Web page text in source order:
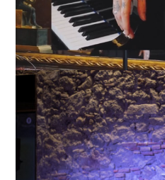
Unmute